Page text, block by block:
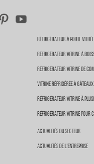
Réfrigérateur À Porte Vitrée
Réfrigérateur Vitrine À
Réfrigérateur Vitrine De
Vitrine Réfrigérée À Gâteaux
Réfrigérateur Vitrine À
Réfrigérateur Vitrine Pour
Actualités Du Secteur
Actualités De L'entreprise